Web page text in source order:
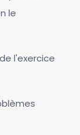
le
l'exercice